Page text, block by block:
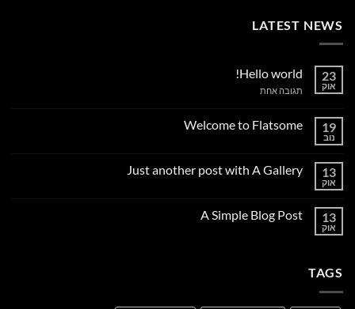
LATEST NEWS
23
אוק
Hello world!
תגובה אחתעל
19
נוב
Welcome to Flatsome
Welcome
13
אוק
Just another post with A Gallery
Just
13
אוק
A Simple Blog Post
TAGS